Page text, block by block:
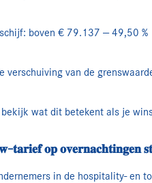
boven € 79.137 — 49,50 %
verschuiving van de
wat dit betekent als je
𝐭𝐚𝐫𝐢𝐞𝐟 𝐨𝐩 𝐨𝐯𝐞𝐫𝐧𝐚𝐜𝐡𝐭𝐢𝐧𝐠𝐞𝐧
in de hospitality- en